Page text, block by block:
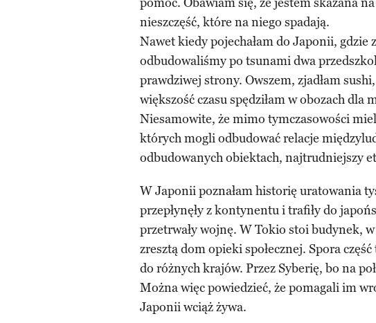
nieszczęść, które na niego spadają.
Nawet kiedy pojechałam do Japonii, gdzie
odbudowaliśmy po tsunami dwa
prawdziwej strony. Owszem, zjadłam
większość czasu spędziłam w obozach dla
Niesamowite, że mimo tymczasowości
których mogli odbudować relacje
odbudowanych obiektach, najtrudniejszy
W Japonii poznałam historię uratowania
przepłynęły z kontynentu i trafiły do
przetrwały wojnę. W Tokio stoi budynek,
zresztą dom opieki społecznej. Spora
do różnych krajów. Przez Syberię, bo na
Można więc powiedzieć, że pomagali im
Japonii wciąż żywa.